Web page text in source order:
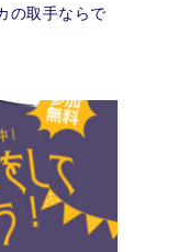
の取手ならで